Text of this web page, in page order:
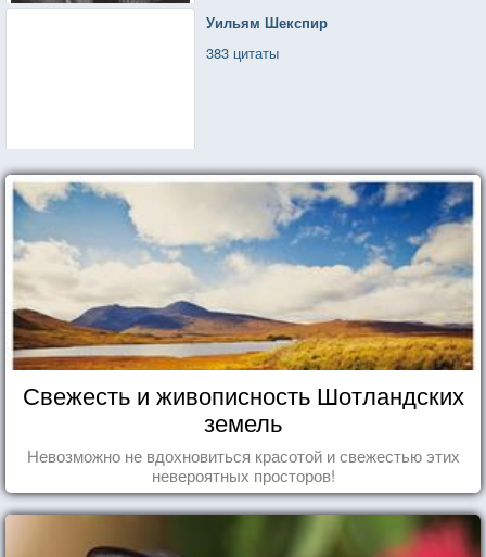
Уильям Шекспир
383 цитаты
Свежесть и живописность Шотландских
земель
Невозможно не вдохновиться красотой и свежестью этих
невероятных просторов!